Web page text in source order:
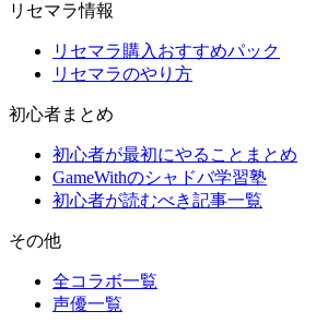
リセマラ情報
リセマラ購入おすすめパック
リセマラのやり方
初心者まとめ
初心者が最初にやることまとめ
GameWithのシャドバ学習塾
初心者が読むべき記事一覧
その他
全コラボ一覧
声優一覧